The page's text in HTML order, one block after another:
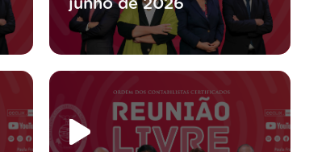
junho de 2026